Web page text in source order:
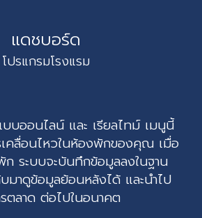
แดชบอร์ด
โปรแกรมโรงแรม
บออนไลน์ และ เรียลไทม์ เมนูนี้
คลื่อนไหวในห้องพักของคุณ เมื่อ
ก ระบบจะบันทึกข้อมูลลงในฐาน
าดูข้อมูลย้อนหลังได้ และนำไป
รตลาด ต่อไปในอนาคต